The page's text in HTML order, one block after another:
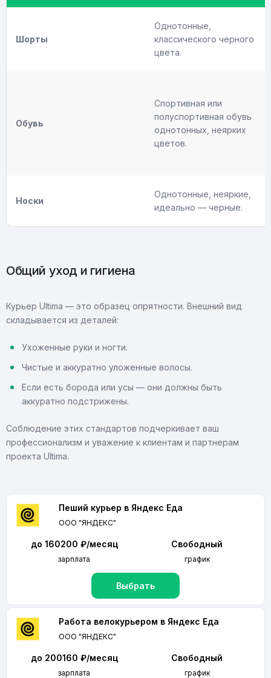
Шорты
Однотонные,
классического черного
цвета.
Обувь
Спортивная или
полуспортивная обувь
однотонных, неярких
цветов.
Носки
Однотонные, неяркие,
идеально — черные.
Общий уход и гигиена
Курьер Ultima — это образец опрятности. Внешний вид
складывается из деталей:
Ухоженные руки и ногти.
Чистые и аккуратно уложенные волосы.
Если есть борода или усы — они должны быть
аккуратно подстрижены.
Соблюдение этих стандартов подчеркивает ваш
профессионализм и уважение к клиентам и партнерам
проекта Ultima.
Пеший курьер в Яндекс Еда
ООО "ЯНДЕКС"
до 160200 ₽/месяц
зарплата
Свободный
график
Выбрать
Работа велокурьером в Яндекс Еда
ООО "ЯНДЕКС"
до 200160 ₽/месяц
зарплата
Свободный
график